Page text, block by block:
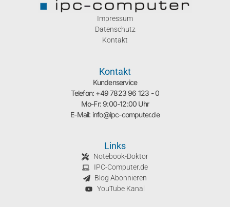
Impressum
Datenschutz
Kontakt
Kontakt
Kundenservice
Telefon: +49 7823 96 123 - 0
Mo-Fr: 9:00-12:00 Uhr
E-Mail: info@ipc-computer.de
Links
Notebook-Doktor
IPC-Computer.de
Blog Abonnieren
YouTube Kanal